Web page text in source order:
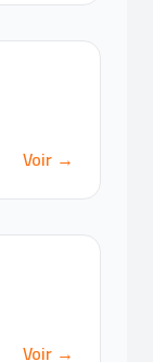
Voir →
Voir →